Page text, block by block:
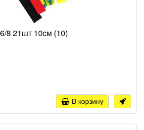
8 21шт 10cм (10)
В корзину